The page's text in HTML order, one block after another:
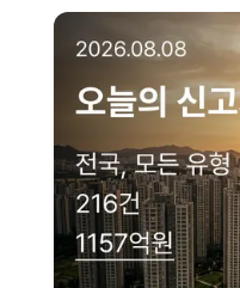
네이버
현재 네이버 지도 연결이
이용에 불